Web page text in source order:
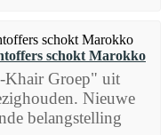
schokt Marokko
Khair Groep" uit
Nieuwe
belangstelling